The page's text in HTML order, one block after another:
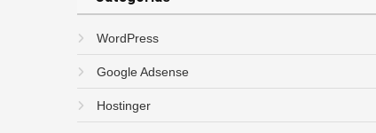
WordPress
Google Adsense
Hostinger